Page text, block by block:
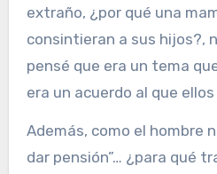
extraño, ¿por qué una
consintieran a sus hijos?,
pensé que era un tema
era un acuerdo al que
Además, como el hombre
dar pensión”… ¿para qué